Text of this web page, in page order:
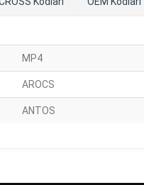
MP4
AROCS
ANTOS